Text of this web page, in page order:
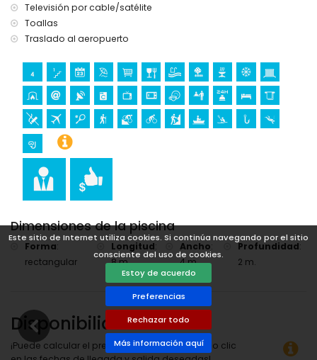
Este sitio de Internet utiliza cookies. Si continúa navegando por el sitio
consciente del uso de cookies.
Estoy de acuerdo
Preferencias
Rechazar todo
Más información aquí
Deportes
tenis, senderismo, ciclismo de montaña, ciclismo,
escalada, piragüismo, kayak, pesca, buceo y snorkel (a
menos de 5 kilómetros de la villa)
golf (Club de Golf, Jávea) y equitación (a menos de 10
kilómetros de la villa)
Televisión por cable/satélite
Toallas
Traslado al aeropuerto
Dimensiones de la piscina
Forma:
rectangular
Longitud:
8 m.
Ancho:
4 m.
Profundidad:
2 m.
Disponibilidad
¡Puede calcular el precio del alquiler haciendo clic